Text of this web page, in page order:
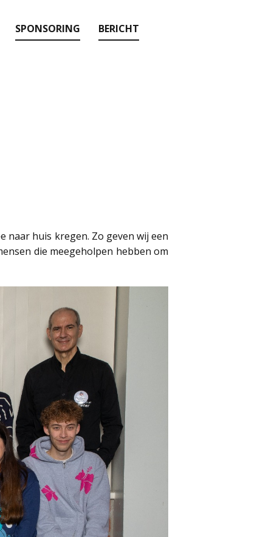
SPONSORING BERICHT
naar huis kregen. Zo geven wij een
die meegeholpen hebben om